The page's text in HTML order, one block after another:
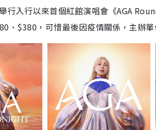
行入行以來首個紅館演唱會《AGA
、$380，可惜最後因疫情關係，主辦